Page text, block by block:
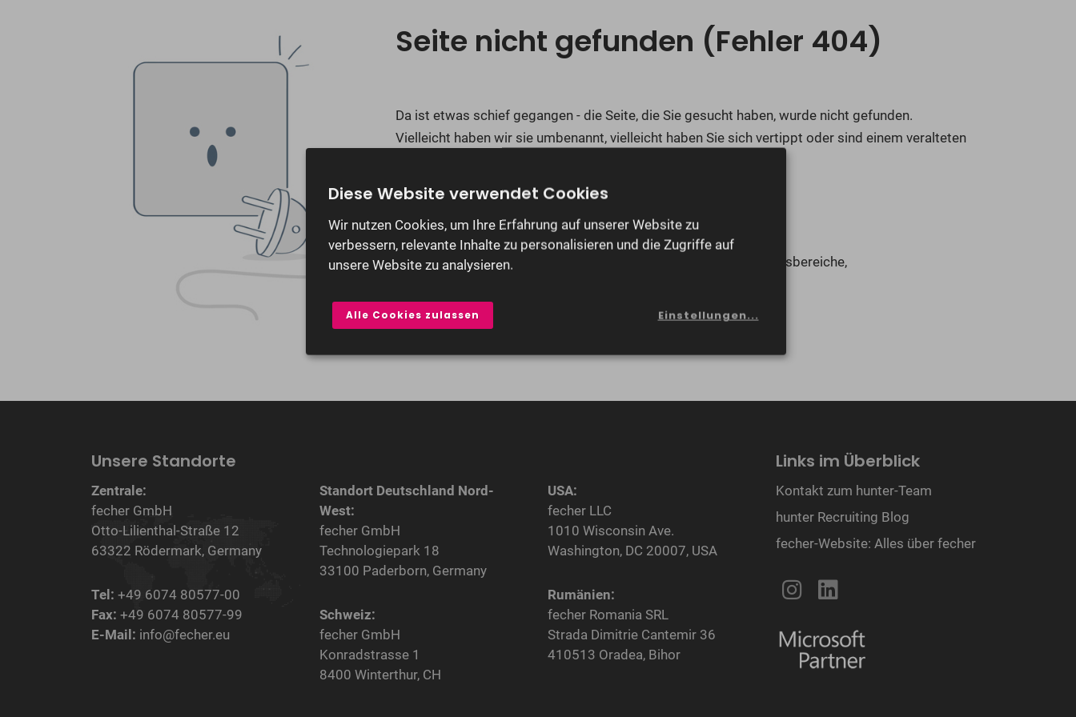
Seite nicht gefunden (Fehler 404)
Da ist etwas schief gegangen - die Seite, die Sie gesucht haben, wurde nicht gefunden.
Vielleicht haben wir sie umbenannt, vielleicht haben Sie sich vertippt oder sind einem veralteten
Bitte versuchen Sie es mit einer dieser Möglichkeiten:
Überprüfen Sie, ob die Adresse korrekt geschrieben ist,
nutzen Sie das Menü oben - dort finden Sie unsere Geschäftsbereiche,
oder nehmen Sie gerne
mit uns auf.
Unsere Standorte
Zentrale:
fecher GmbH
Otto-Lilienthal-Straße 12
63322 Rödermark, Germany
Tel: +49 6074 80577-00
Fax: +49 6074 80577-99
E-Mail: info@fecher.eu
Standort Deutschland Nord-
West:
fecher GmbH
Technologiepark 18
33100 Paderborn, Germany
Schweiz:
fecher GmbH
Konradstrasse 1
8400 Winterthur, CH
USA:
fecher LLC
1010 Wisconsin Ave.
Washington, DC 20007, USA
Rumänien:
fecher Romania SRL
Strada Dimitrie Cantemir 36
410513 Oradea, Bihor
Links im Überblick
Kontakt zum hunter-Team
hunter Recruiting Blog
fecher-Website: Alles über fecher
Diese Website verwendet Cookies
Wir nutzen Cookies, um Ihre Erfahrung auf unserer Website zu
verbessern, relevante Inhalte zu personalisieren und die Zugriffe auf
unsere Website zu analysieren.
Alle Cookies zulassen Einstellungen...